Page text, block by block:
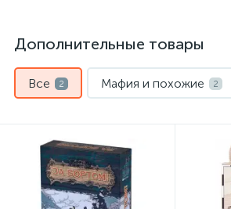
Дополнительные товары
Все 2 Мафия и похожие 2